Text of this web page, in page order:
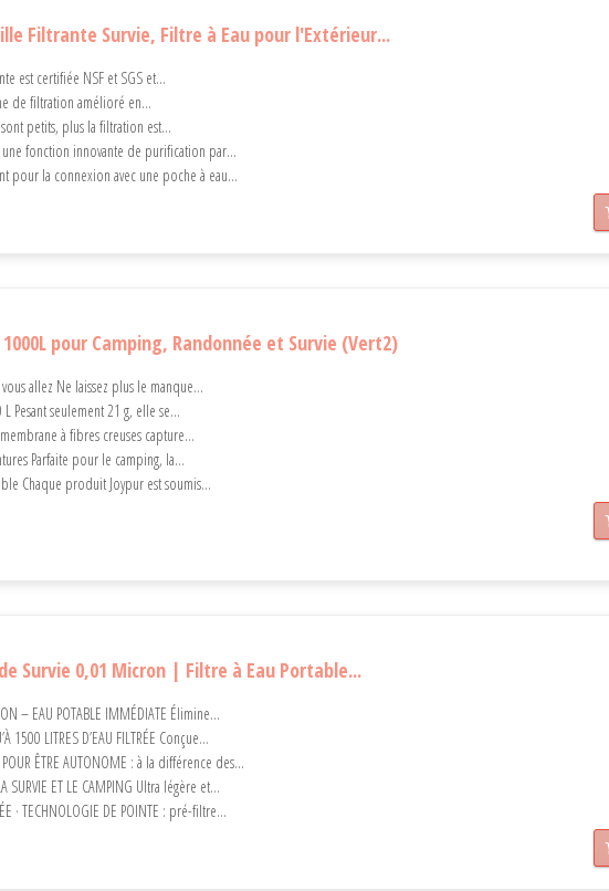
Filtrante Survie, Filtre à Eau pour l'Extérieur...
est certifiée NSF et SGS et...
de filtration amélioré en...
petits, plus la filtration est...
fonction innovante de purification par...
pour la connexion avec une poche à eau...
pour Camping, Randonnée et Survie (Vert2)
allez Ne laissez plus le manque...
Pesant seulement 21 g, elle se...
à fibres creuses capture...
Parfaite pour le camping, la...
Chaque produit Joypur est soumis...
Survie 0,01 Micron | Filtre à Eau Portable...
– EAU POTABLE IMMÉDIATE Élimine...
1500 LITRES D’EAU FILTRÉE Conçue...
ÊTRE AUTONOME : à la différence des...
SURVIE ET LE CAMPING Ultra légère et...
· TECHNOLOGIE DE POINTE : pré-filtre...